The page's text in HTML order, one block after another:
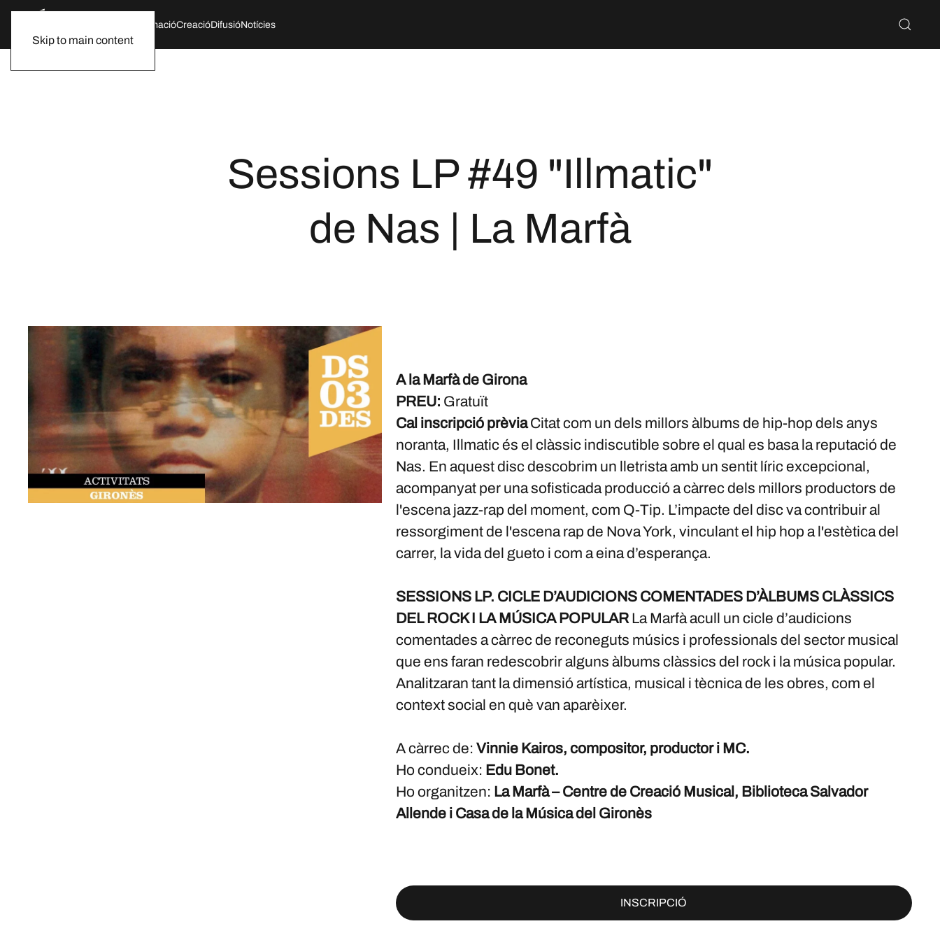
Skip to main content
FormacióCreacióDifusióNotícies
Sessions LP #49 "Illmatic"
de Nas | La Marfà
A la Marfà de Girona
PREU: Gratuït
Cal inscripció prèviaCitat com un dels millors àlbums de hip-hop dels anys
noranta, Illmatic és el clàssic indiscutible sobre el qual es basa la reputació de
Nas. En aquest disc descobrim un lletrista amb un sentit líric excepcional,
acompanyat per una sofisticada producció a càrrec dels millors productors de
l'escena jazz-rap del moment, com Q-Tip. L’impacte del disc va contribuir al
ressorgiment de l'escena rap de Nova York, vinculant el hip hop a l'estètica del
carrer, la vida del gueto i com a eina d’esperança.
SESSIONS LP. CICLE D’AUDICIONS COMENTADES D’ÀLBUMS CLÀSSICS
DEL ROCK I LA MÚSICA POPULARLa Marfà acull un cicle d’audicions
comentades a càrrec de reconeguts músics i professionals del sector musical
que ens faran redescobrir alguns àlbums clàssics del rock i la música popular.
Analitzaran tant la dimensió artística, musical i tècnica de les obres, com el
context social en què van aparèixer.
A càrrec de: Vinnie Kairos, compositor, productor i MC.
Ho condueix: Edu Bonet.
Ho organitzen: La Marfà – Centre de Creació Musical, Biblioteca Salvador
Allende i Casa de la Música del Gironès
INSCRIPCIÓ